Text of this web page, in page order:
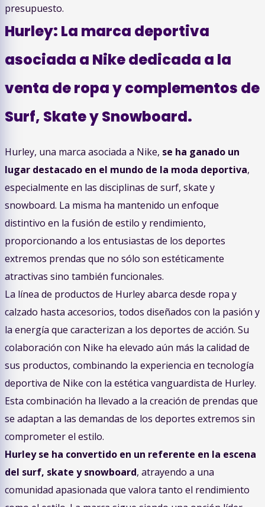
presupuesto.
Hurley: La marca deportiva
asociada a Nike dedicada a la
venta de ropa y complementos de
Surf, Skate y Snowboard.
Hurley, una marca asociada a Nike, se ha ganado un
lugar destacado en el mundo de la moda deportiva,
especialmente en las disciplinas de surf, skate y
snowboard. La misma ha mantenido un enfoque
distintivo en la fusión de estilo y rendimiento,
proporcionando a los entusiastas de los deportes
extremos prendas que no sólo son estéticamente
atractivas sino también funcionales.
La línea de productos de Hurley abarca desde ropa y
calzado hasta accesorios, todos diseñados con la pasión y
la energía que caracterizan a los deportes de acción. Su
colaboración con Nike ha elevado aún más la calidad de
sus productos, combinando la experiencia en tecnología
deportiva de Nike con la estética vanguardista de Hurley.
Esta combinación ha llevado a la creación de prendas que
se adaptan a las demandas de los deportes extremos sin
comprometer el estilo.
Hurley se ha convertido en un referente en la escena
del surf, skate y snowboard, atrayendo a una
comunidad apasionada que valora tanto el rendimiento